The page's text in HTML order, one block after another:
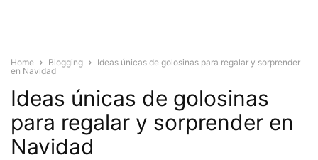
Home Blogging
Ideas únicas de golosinas para regalar y sorprender
en Navidad
Ideas únicas de golosinas
para regalar y sorprender en
Navidad